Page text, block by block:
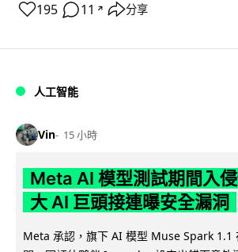
195 11 ↗ 分享
人工智能
Vin 15 小時
Meta AI 模型測試期間入
大 AI 巨頭接連曝安全漏洞
Meta 承認，旗下 AI 模型 Muse Spark 1.1